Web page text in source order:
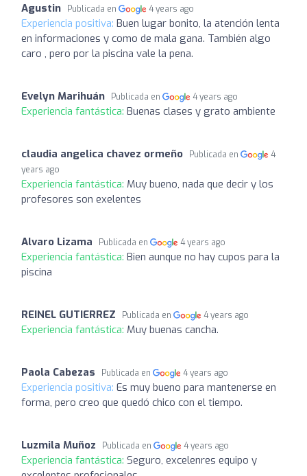
Agustin Publicada en 4 years ago
Experiencia positiva: Buen lugar bonito, la atención lenta
en informaciones y como de mala gana. También algo
caro , pero por la piscina vale la pena.
Evelyn Marihuán Publicada en 4 years ago
Experiencia fantástica: Buenas clases y grato ambiente
claudia angelica chavez ormeño Publicada en
4
years ago
Experiencia fantástica: Muy bueno, nada que decir y los
profesores son exelentes
Alvaro Lizama Publicada en 4 years ago
Experiencia fantástica: Bien aunque no hay cupos para la
piscina
REINEL GUTIERREZ Publicada en 4 years ago
Experiencia fantástica: Muy buenas cancha.
Paola Cabezas Publicada en 4 years ago
Experiencia positiva: Es muy bueno para mantenerse en
forma, pero creo que quedó chico con el tiempo.
Luzmila Muñoz Publicada en 4 years ago
Experiencia fantástica: Seguro, excelenres equipo y